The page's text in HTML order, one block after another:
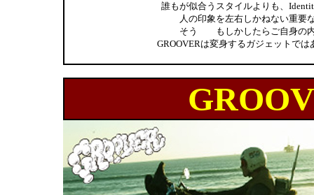
誰もが似合うスタイルよりも、
人の印象を左右しかねない重要
そう もしかしたらご自身の内
GROOVERは変身するガジェットで